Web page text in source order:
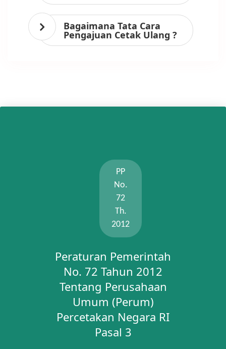
Bagaimana Tata Cara
Pengajuan Cetak Ulang ?
PP
No.
72
Th.
2012
Peraturan Pemerintah
No. 72 Tahun 2012
Tentang Perusahaan
Umum (Perum)
Percetakan Negara RI
Pasal 3